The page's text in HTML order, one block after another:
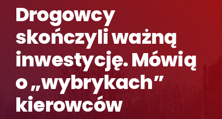
Drogowcy
skończyli ważną
inwestycję. Mówią
o „wybrykach”
kierowców